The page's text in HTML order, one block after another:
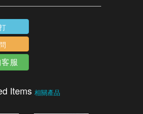
服
Items 相關產品